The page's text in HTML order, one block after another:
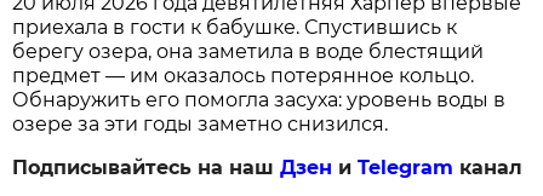
приехала в гости к бабушке. Спустившись к
берегу озера, она заметила в воде блестящий
предмет — им оказалось потерянное кольцо.
Обнаружить его помогла засуха: уровень воды в
озере за эти годы заметно снизился.
Подписывайтесь на нашДзен иTelegram канал